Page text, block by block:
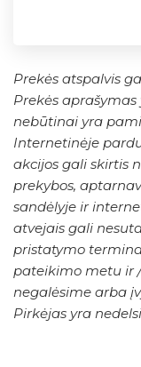
Prekės atspalvis
Prekės
nebūtinai yra
Internetinėje
akcijos gali skirtis
prekybos,
sandėlyje ir
atvejais gali
pristatymo
pateikimo metu ir
negalėsime arba
Pirkėjas yra